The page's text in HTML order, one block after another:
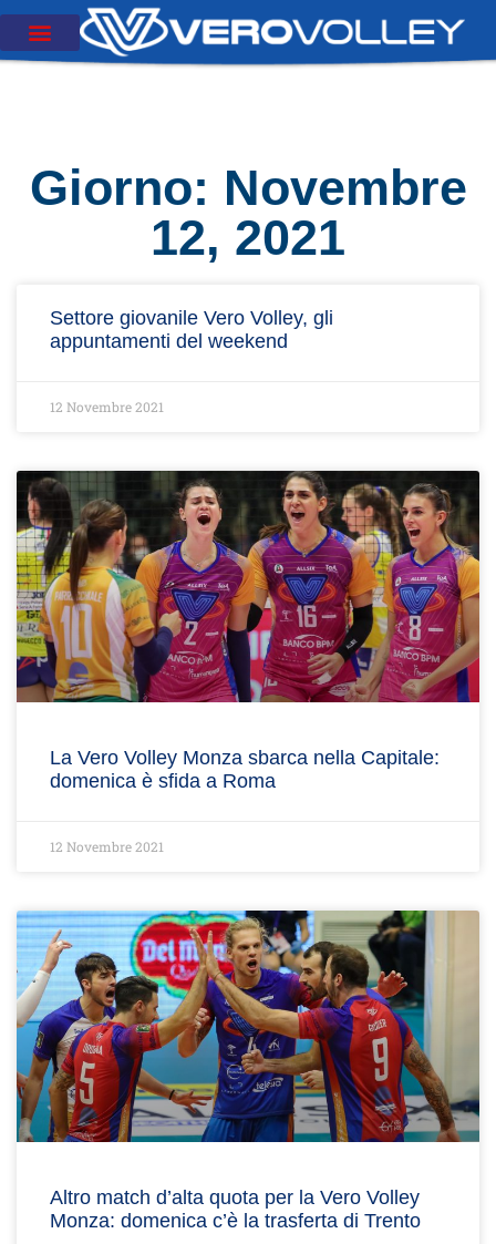
Giorno: Novembre
12, 2021
Settore giovanile Vero Volley, gli
appuntamenti del weekend
12 Novembre 2021
La Vero Volley Monza sbarca nella Capitale:
domenica è sfida a Roma
12 Novembre 2021
Altro match d’alta quota per la Vero Volley
Monza: domenica c’è la trasferta di Trento